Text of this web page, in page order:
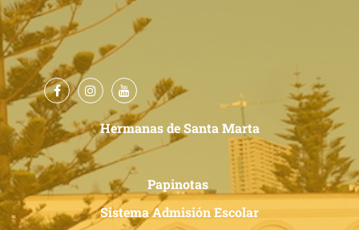
Hermanas de Santa Marta
Papinotas
Sistema Admisión Escolar